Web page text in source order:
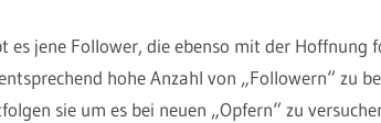
es jene Follower, die ebenso mit der Hoffnung
hohe Anzahl von „Followern“ zu
sie um es bei neuen „Opfern“ zu